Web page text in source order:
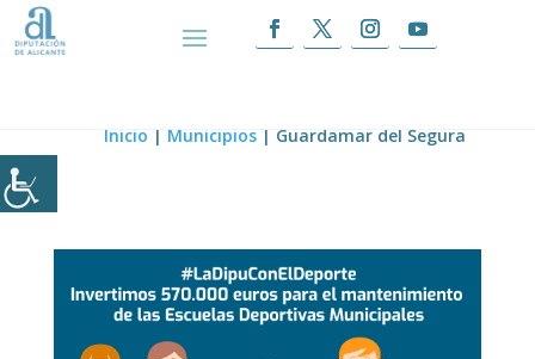
Inicio | Municipios | Guardamar del Segura